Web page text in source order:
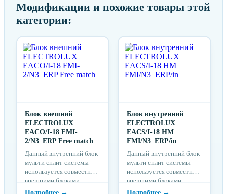
Модификации и похожие товары этой
категории:
Блок внешний
ELECTROLUX
EACO/I-18 FMI-
2/N3_ERP Free match
Данный внутренний блок
мульти сплит-системы
используется совместно с
внешними блоками
различного типа и
Блок внутренний
ELECTROLUX
EACS/I-18 HM
FMI/N3_ERP/in
Данный внутренний блок
мульти сплит-системы
используется совместно с
внешними блоками
различного типа и